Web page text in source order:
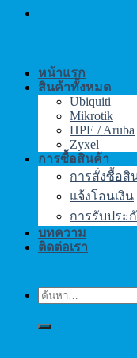
หน้าแรก
สินค้าทั้งหมด
Ubiquiti
Mikrotik
HPE / Aruba
Zyxel
การซื้อสินค้า
การสั่งซื้อสิ
แจ้งโอนเงิน
การรับประ
บทความ
ติดต่อเรา
ค้นหา: